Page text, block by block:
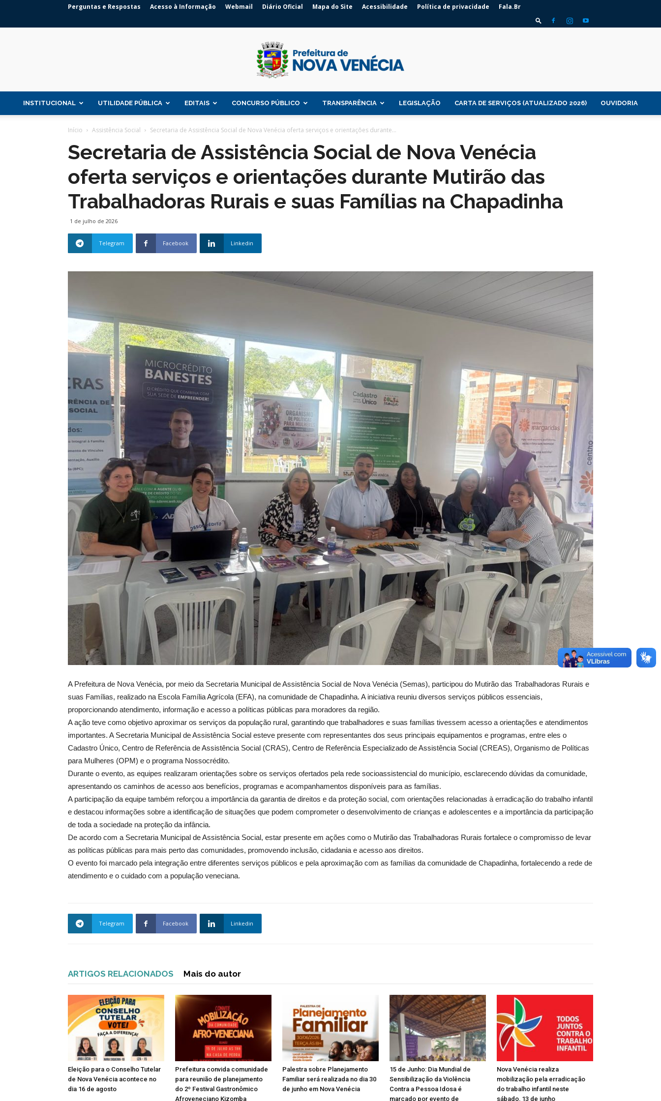
Perguntas e Respostas Acesso à Informação Webmail Diário Oficial Mapa do Site Acessibilidade Política de privacidade Fala.Br
de
INSTITUCIONAL UTILIDADE PÚBLICA EDITAIS CONCURSO PÚBLICO TRANSPARÊNCIA LEGISLAÇÃO CARTA DE SERVIÇOS (ATUALIZADO 2026) OUVIDORIA
Início Assistência Social Secretaria de Assistência Social de Nova Venécia oferta serviços e orientações durante...
Secretaria de Assistência Social de Nova Venécia
oferta serviços e orientações durante Mutirão das
Trabalhadoras Rurais e suas Famílias na Chapadinha
1 de julho de 2026
Telegram Facebook Linkedin
A Prefeitura de Nova Venécia, por meio da Secretaria Municipal de Assistência Social de Nova Venécia (Semas), participou do Mutirão das Trabalhadoras Rurais e
suas Famílias, realizado na Escola Família Agrícola (EFA), na comunidade de Chapadinha. A iniciativa reuniu diversos serviços públicos essenciais,
proporcionando atendimento, informação e acesso a políticas públicas para moradores da região.
A ação teve como objetivo aproximar os serviços da população rural, garantindo que trabalhadores e suas famílias tivessem acesso a orientações e atendimentos
importantes. A Secretaria Municipal de Assistência Social esteve presente com representantes dos seus principais equipamentos e programas, entre eles o
Cadastro Único, Centro de Referência de Assistência Social (CRAS), Centro de Referência Especializado de Assistência Social (CREAS), Organismo de Políticas
para Mulheres (OPM) e o programa Nossocrédito.
Durante o evento, as equipes realizaram orientações sobre os serviços ofertados pela rede socioassistencial do município, esclarecendo dúvidas da comunidade,
apresentando os caminhos de acesso aos benefícios, programas e acompanhamentos disponíveis para as famílias.
A participação da equipe também reforçou a importância da garantia de direitos e da proteção social, com orientações relacionadas à erradicação do trabalho infantil
e destacou informações sobre a identificação de situações que podem comprometer o desenvolvimento de crianças e adolescentes e a importância da participação
de toda a sociedade na proteção da infância.
De acordo com a Secretaria Municipal de Assistência Social, estar presente em ações como o Mutirão das Trabalhadoras Rurais fortalece o compromisso de levar
as políticas públicas para mais perto das comunidades, promovendo inclusão, cidadania e acesso aos direitos.
O evento foi marcado pela integração entre diferentes serviços públicos e pela aproximação com as famílias da comunidade de Chapadinha, fortalecendo a rede de
atendimento e o cuidado com a população veneciana.
Telegram Facebook Linkedin
ARTIGOS RELACIONADOS Mais do autor
Eleição para o Conselho Tutelar
de Nova Venécia acontece no
dia 16 de agosto
Prefeitura convida comunidade
para reunião de planejamento
do 2º Festival Gastronômico
Afroveneciano Kizomba
Palestra sobre Planejamento
Familiar será realizada no dia 30
de junho em Nova Venécia
15 de Junho: Dia Mundial de
Sensibilização da Violência
Contra a Pessoa Idosa é
marcado por evento de
Nova Venécia realiza
mobilização pela erradicação
do trabalho infantil neste
sábado, 13 de junho